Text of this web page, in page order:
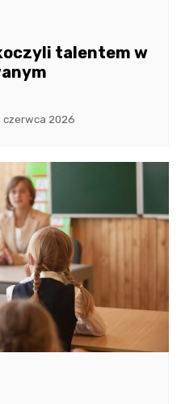
talentem w
czerwca 2026